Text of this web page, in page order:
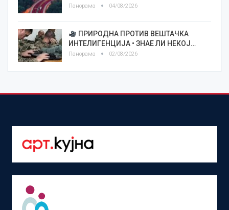
Панорама 04/08/2026
ПРИРОДНА ПРОТИВ ВЕШТАЧКА
ИНТЕЛИГЕНЦИЈА • ЗНАЕ ЛИ НЕКОЈ…
Панорама 02/08/2026